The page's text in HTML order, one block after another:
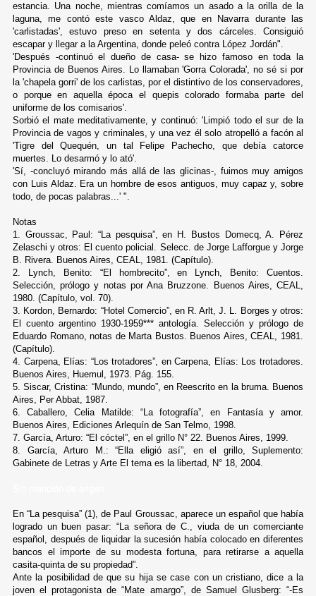
estancia. Una noche, mientras comíamos un asado a la orilla de la
laguna, me contó este vasco Aldaz, que en Navarra durante las
'carlistadas', estuvo preso en setenta y dos cárceles. Consiguió
escapar y llegar a la Argentina, donde peleó contra López Jordán".
'Después -continuó el dueño de casa- se hizo famoso en toda la
Provincia de Buenos Aires. Lo llamaban 'Gorra Colorada', no sé si por
la 'chapela gorri' de los carlistas, por el distintivo de los conservadores,
o porque en aquella época el quepis colorado formaba parte del
uniforme de los comisarios'.
Sorbió el mate meditativamente, y continuó: 'Limpió todo el sur de la
Provincia de vagos y criminales, y una vez él solo atropelló a facón al
'Tigre del Quequén, un tal Felipe Pachecho, que debía catorce
muertes. Lo desarmó y lo ató'.
'Sí, -concluyó mirando más allá de las glicinas-, fuimos muy amigos
con Luis Aldaz. Era un hombre de esos antiguos, muy capaz y, sobre
todo, de pocas palabras...' ".
Notas
1. Groussac, Paul: “La pesquisa”, en H. Bustos Domecq, A. Pérez
Zelaschi y otros: El cuento policial. Selecc. de Jorge Lafforgue y Jorge
B. Rivera. Buenos Aires, CEAL, 1981. (Capítulo).
2. Lynch, Benito: “El hombrecito”, en Lynch, Benito: Cuentos.
Selección, prólogo y notas por Ana Bruzzone. Buenos Aires, CEAL,
1980. (Capítulo, vol. 70).
3. Kordon, Bernardo: “Hotel Comercio”, en R. Arlt, J. L. Borges y otros:
El cuento argentino 1930-1959*** antología. Selección y prólogo de
Eduardo Romano, notas de Marta Bustos. Buenos Aires, CEAL, 1981.
(Capítulo).
4. Carpena, Elías: “Los trotadores”, en Carpena, Elías: Los trotadores.
Buenos Aires, Huemul, 1973. Pág. 155.
5. Siscar, Cristina: “Mundo, mundo”, en Reescrito en la bruma. Buenos
Aires, Per Abbat, 1987.
6. Caballero, Celia Matilde: “La fotografía”, en Fantasía y amor.
Buenos Aires, Ediciones Arlequín de San Telmo, 1998.
7. García, Arturo: “El cóctel”, en el grillo N° 22. Buenos Aires, 1999.
8. García, Arturo M.: “Ella eligió así”, en el grillo, Suplemento:
Gabinete de Letras y Arte El tema es la libertad, N° 18, 2004.
En “La pesquisa” (1), de Paul Groussac, aparece un español que había
logrado un buen pasar: “La señora de C., viuda de un comerciante
español, después de liquidar la sucesión había colocado en diferentes
bancos el importe de su modesta fortuna, para retirarse a aquella
casita-quinta de su propiedad”.
Ante la posibilidad de que su hija se case con un cristiano, dice a la
joven el protagonista de “Mate amargo”, de Samuel Glusberg: “-Es